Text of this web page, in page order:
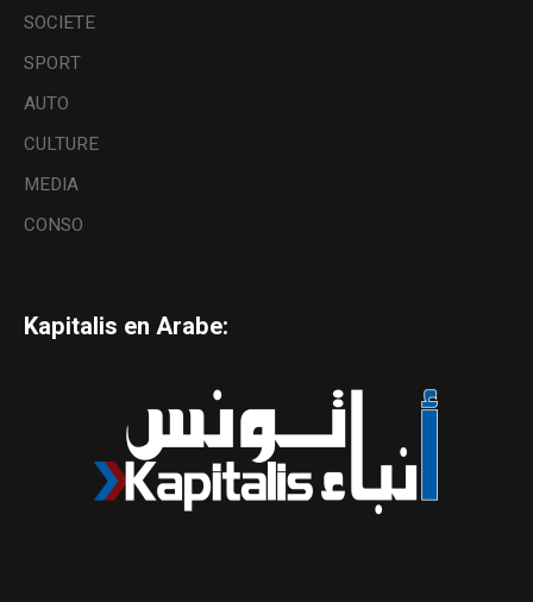
SOCIETE
SPORT
AUTO
CULTURE
MEDIA
CONSO
Kapitalis en Arabe: